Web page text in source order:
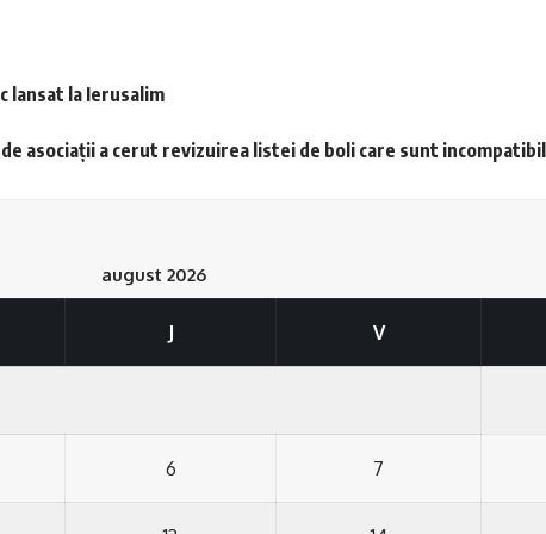
lansat la Ierusalim
asociații a cerut revizuirea listei de boli care sunt
august 2026
J V
6 7